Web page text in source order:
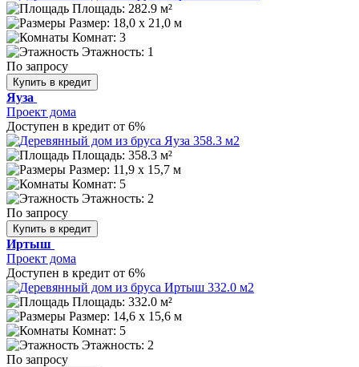
Площадь: 282.9 м²
Размер: 18,0 х 21,0 м
Комнат: 3
Этажность: 1
По запросу
Купить в кредит
Яуза
Проект дома
Доступен в кредит от 6%
Площадь: 358.3 м²
Размер: 11,9 x 15,7 м
Комнат: 5
Этажность: 2
По запросу
Купить в кредит
Иртыш
Проект дома
Доступен в кредит от 6%
Площадь: 332.0 м²
Размер: 14,6 x 15,6 м
Комнат: 5
Этажность: 2
По запросу